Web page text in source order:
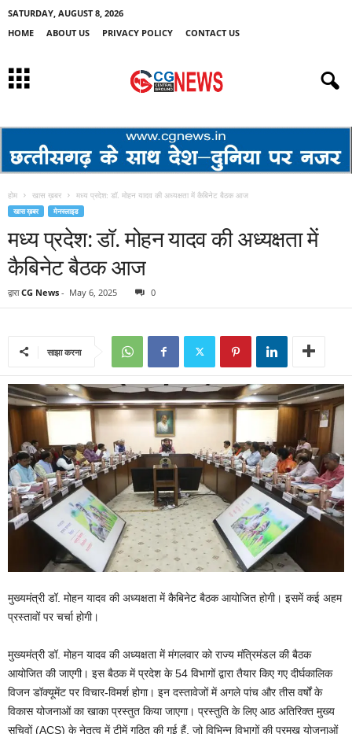
SATURDAY, AUGUST 8, 2026
HOME
ABOUT US PRIVACY POLICY CONTACT US
होम खास ख़बर मध्य प्रदेश: डॉ. मोहन यादव की अध्यक्षता में कैबिनेट बैठक आज
खास ख़बर मेनस्लाइड
मध्य प्रदेश: डॉ. मोहन यादव की अध्यक्षता में
कैबिनेट बैठक आज
द्वारा CG News - May 6, 2025 0
साझा करना
मुख्यमंत्री डॉ. मोहन यादव की अध्यक्षता में कैबिनेट बैठक आयोजित होगी। इसमें कई अहम
प्रस्तावों पर चर्चा होगी।
मुख्यमंत्री डॉ. मोहन यादव की अध्यक्षता में मंगलवार को राज्य मंत्रिमंडल की बैठक
आयोजित की जाएगी। इस बैठक में प्रदेश के 54 विभागों द्वारा तैयार किए गए दीर्घकालिक
विजन डॉक्यूमेंट पर विचार-विमर्श होगा। इन दस्तावेजों में अगले पांच और तीस वर्षों के
विकास योजनाओं का खाका प्रस्तुत किया जाएगा। प्रस्तुति के लिए आठ अतिरिक्त मुख्य
सचिवों (ACS) के नेतृत्व में टीमें गठित की गई हैं, जो विभिन्न विभागों की प्रमुख योजनाओं